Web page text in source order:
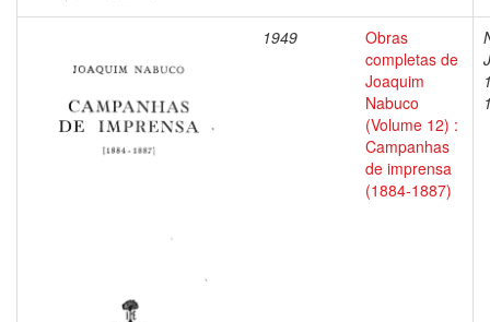
1949
Obras
completas de
Joaquim
Nabuco
(Volume 12) :
Campanhas
de imprensa
(1884-1887)